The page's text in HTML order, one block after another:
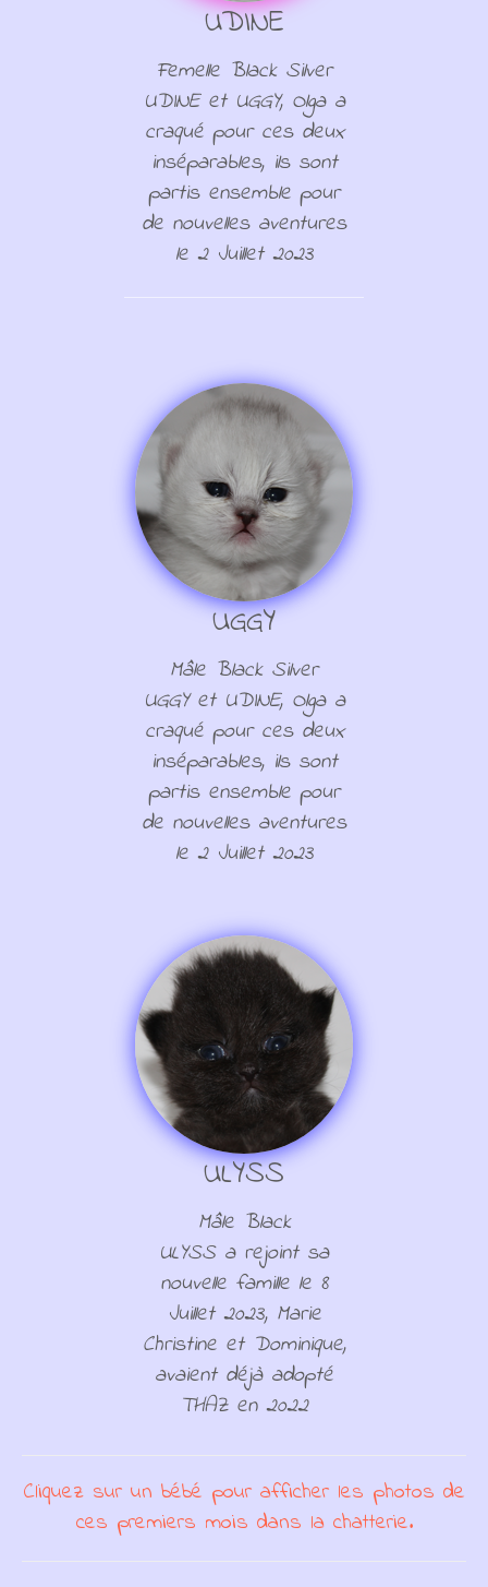
UDINE
Femelle Black Silver
UDINE et UGGY, Olga a
craqué pour ces deux
inséparables, ils sont
partis ensemble pour
de nouvelles aventures
le 2 Juillet 2023
UGGY
Mâle Black Silver
UGGY et UDINE, Olga a
craqué pour ces deux
inséparables, ils sont
partis ensemble pour
de nouvelles aventures
le 2 Juillet 2023
ULYSS
Mâle Black
ULYSS a rejoint sa
nouvelle famille le 8
Juillet 2023, Marie
Christine et Dominique,
avaient déjà adopté
THAZ en 2022
Cliquez sur un bébé pour afficher les photos de
ces premiers mois dans la chatterie.